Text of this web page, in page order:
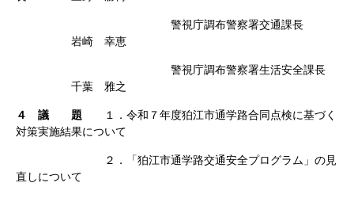
警視庁調布警察署交通課長
岩崎 幸恵
警視庁調布警察署生活安全課長
千葉 雅之
４ 議 題 １．令和７年度狛江市通学路合同点検に基づく
対策実施結果について
２．「狛江市通学路交通安全プログラム」の見
直しについて